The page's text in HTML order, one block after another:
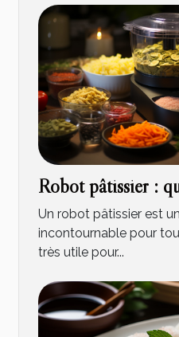
Robot pâtissier :
Un robot pâtissier est
incontournable pour
très utile pour...